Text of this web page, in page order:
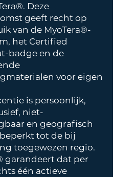
Deze
geeft recht op
van de MyoTera®-
het Certified
badge en de
voor eigen
is persoonlijk,
niet-
en geografisch
tot de bij
toegewezen regio.
garandeert dat per
één actieve